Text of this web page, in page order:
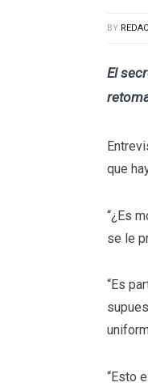
BY
El
que
“¿Es
se le
“Es
“Esto